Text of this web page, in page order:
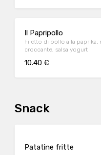
Il Papripollo
Filetto di pollo alla paprika,
croccante, salsa yogurt
10.40 €
Snack
Patatine fritte